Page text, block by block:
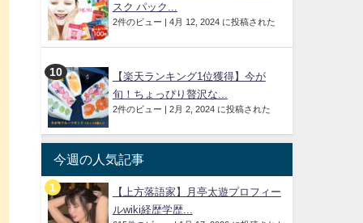
スク パック...
2件のビュー | 4月 12, 2024 に投稿された
【楽天ランキング1位獲得】今が
旬！ちょっぴり贅沢な...
2件のビュー | 2月 2, 2024 に投稿された
今週の人気記事
【上方落語家】月亭太遊プロフィー
ルwiki経歴学歴...